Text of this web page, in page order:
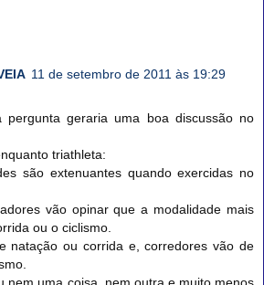
11 de setembro de 2011 às 19:29
pergunta geraria uma boa discussão no
triathleta:
são extenuantes quando exercidas no
vão opinar que a modalidade mais
ou o ciclismo.
natação ou corrida e, corredores vão de
nem uma coisa, nem outra e muito menos